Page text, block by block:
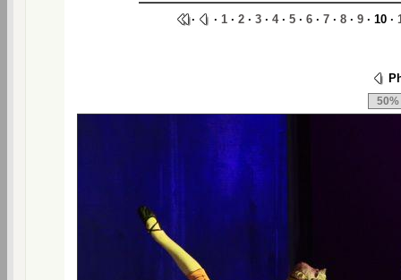
· · 1 · 2 · 3 · 4· 5 · 6 · 7 · 8 · 9 · 10 ·